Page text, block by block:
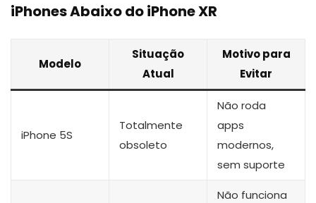
iPhones Abaixo do iPhone XR
Modelo
Situação
Atual
Motivo para
Evitar
iPhone 5S
Totalmente
obsoleto
Não roda
apps
modernos,
sem suporte
Não funciona